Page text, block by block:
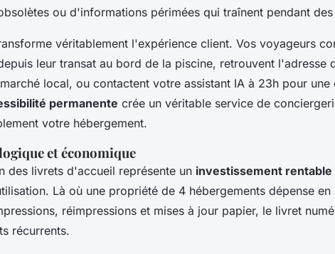
ou d'informations périmées qui traînent pendant
véritablement l'expérience client. Vos voyageurs
leur transat au bord de la piscine, retrouvent l'adresse
local, ou contactent votre assistant IA à 23h pour une
permanente crée un véritable service de
votre hébergement.
et économique
des livrets d'accueil représente un investissement rentable
Là où une propriété de 4 hébergements dépense en
réimpressions et mises à jour papier, le livret
récurrents.